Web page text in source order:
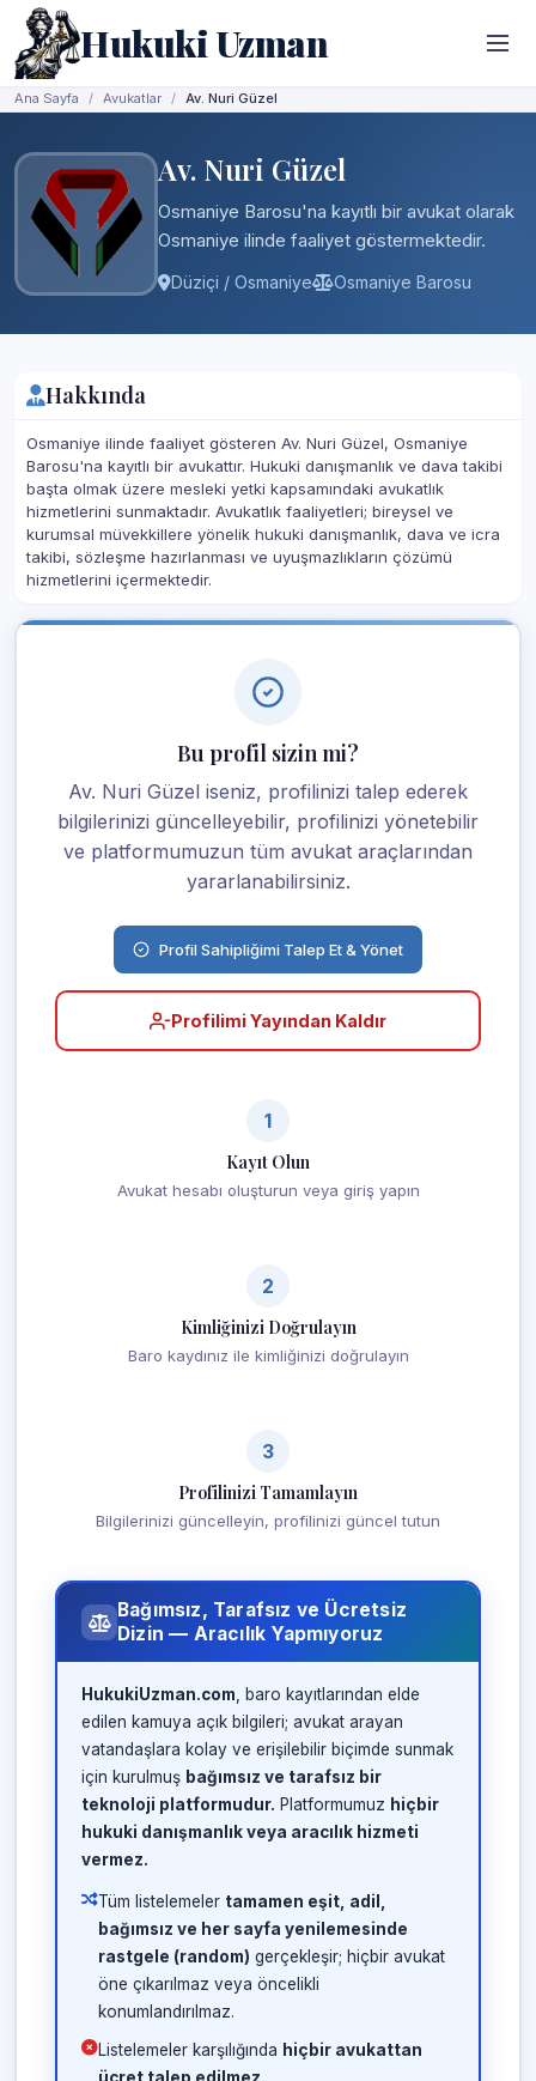
Hukuki Uzman
Ana Sayfa Avukatlar Av. Nuri Güzel
Av. Nuri Güzel
Osmaniye Barosu'na kayıtlı bir avukat olarak
Osmaniye ilinde faaliyet göstermektedir.
Düziçi / Osmaniye Osmaniye Barosu
Hakkında
Osmaniye ilinde faaliyet gösteren Av. Nuri Güzel, Osmaniye
Barosu'na kayıtlı bir avukattır. Hukuki danışmanlık ve dava takibi
başta olmak üzere mesleki yetki kapsamındaki avukatlık
hizmetlerini sunmaktadır. Avukatlık faaliyetleri; bireysel ve
kurumsal müvekkillere yönelik hukuki danışmanlık, dava ve icra
takibi, sözleşme hazırlanması ve uyuşmazlıkların çözümü
hizmetlerini içermektedir.
Bu profil sizin mi?
Av. Nuri Güzel iseniz, profilinizi talep ederek
bilgilerinizi güncelleyebilir, profilinizi yönetebilir
ve platformumuzun tüm avukat araçlarından
yararlanabilirsiniz.
Profil Sahipliğimi Talep Et & Yönet
Profilimi Yayından Kaldır
1
Kayıt Olun
Avukat hesabı oluşturun veya giriş yapın
2
Kimliğinizi Doğrulayın
Baro kaydınız ile kimliğinizi doğrulayın
3
Profilinizi Tamamlayın
Bilgilerinizi güncelleyin, profilinizi güncel tutun
Bağımsız, Tarafsız ve Ücretsiz
Dizin — Aracılık Yapmıyoruz
HukukiUzman.com , baro kayıtlarından elde
edilen kamuya açık bilgileri; avukat arayan
vatandaşlara kolay ve erişilebilir biçimde sunmak
için kurulmuş bağımsız ve tarafsız bir
teknoloji platformudur. Platformumuz hiçbir
hukuki danışmanlık veya aracılık hizmeti
vermez.
Tüm listelemeler tamamen eşit, adil,
bağımsız ve her sayfa yenilemesinde
rastgele (random) gerçekleşir; hiçbir avukat
öne çıkarılmaz veya öncelikli
konumlandırılmaz.
Listelemeler karşılığında hiçbir avukattan